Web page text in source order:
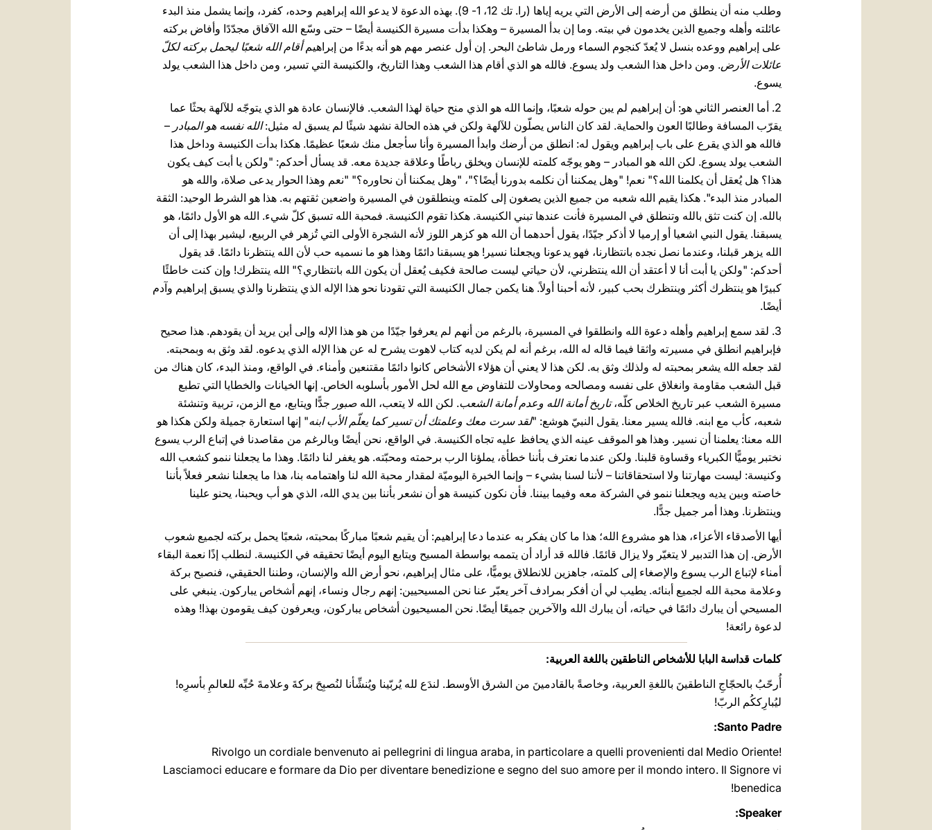
وطلب منه أن ينطلق من أرضه إلى الأرض التي يريه إياها (را. تك 12، 1- 9). بهذه الدعوة لا يدعو الله إبراهيم وحده، كفرد، وإنما يشمل منذ البدء
عائلته وأهله وجميع الذين يخدمون في بيته. وما إن بدأ المسيرة – وهكذا بدأت مسيرة الكنيسة أيضًا – حتى وسّع الله الآفاق مجدّدًا وأفاض بركته
على إبراهيم ووعده بنسل لا يُعدّ كنجوم السماء ورمل شاطئ البحر. إن أول عنصر مهم هو أنه بدءًا من إبراهيمأقام الله شعبًا ليحمل بركته لكلّ
عائلات الأرض. ومن داخل هذا الشعب ولد يسوع. فالله هو الذي أقام هذا الشعب وهذا التاريخ، والكنيسة التي تسير، ومن داخل هذا الشعب يولد
يسوع.
2. أما العنصر الثاني هو: أن إبراهيم لم يبن حوله شعبًا، وإنما الله هو الذي منح حياة لهذا الشعب. فالإنسان عادة هو الذي يتوجّه للآلهة بحثًا عما
يقرّب المسافة وطالبًا العون والحماية. لقد كان الناس يصلّون للآلهة ولكن في هذه الحالة نشهد شيئًا لم يسبق له مثيل:الله نفسه هو المبادر –
فالله هو الذي يقرع على باب إبراهيم ويقول له: انطلق من أرضك وابدأ المسيرة وأنا سأجعل منك شعبًا عظيمًا. هكذا بدأت الكنيسة وداخل هذا
الشعب يولد يسوع. لكن الله هو المبادر – وهو يوجّه كلمته للإنسان ويخلق رباطًا وعلاقة جديدة معه. قد يسأل أحدكم: "ولكن يا أبت كيف يكون
هذا؟ هل يُعقل أن يكلمنا الله؟" نعم! "وهل يمكننا أن نكلمه بدورنا أيضًا؟"، "وهل يمكننا أن نحاوره؟" "نعم وهذا الحوار يدعى صلاة، والله هو
المبادر منذ البدء". هكذا يقيم الله شعبه من جميع الذين يصغون إلى كلمته وينطلقون في المسيرة واضعين ثقتهم به. هذا هو الشرط الوحيد: الثقة
بالله. إن كنت تثق بالله وتنطلق في المسيرة فأنت عندها تبني الكنيسة. هكذا تقوم الكنيسة. فمحبة الله تسبق كلّ شيء. الله هو الأول دائمًا، هو
يسبقنا. يقول النبي اشعيا أو إرميا لا أذكر جيّدًا، يقول أحدهما أن الله هو كزهر اللوز لأنه الشجرة الأولى التي تُزهر في الربيع، ليشير بهذا إلى أن
الله يزهر قبلنا، وعندما نصل نجده بانتظارنا، فهو يدعونا ويجعلنا نسير! هو يسبقنا دائمًا وهذا هو ما نسميه حب لأن الله ينتظرنا دائمًا. قد يقول
أحدكم: "ولكن يا أبت أنا لا أعتقد أن الله ينتظرني، لأن حياتي ليست صالحة فكيف يُعقل أن يكون الله بانتظاري؟" الله ينتظرك! وإن كنت خاطئًا
كبيرًا هو ينتظرك أكثر وينتظرك بحب كبير، لأنه أحبنا أولاً. هنا يكمن جمال الكنيسة التي تقودنا نحو هذا الإله الذي ينتظرنا والذي يسبق إبراهيم وآدم
أيضًا.
3. لقد سمع إبراهيم وأهله دعوة الله وانطلقوا في المسيرة، بالرغم من أنهم لم يعرفوا جيّدًا من هو هذا الإله وإلى أين يريد أن يقودهم. هذا صحيح
فإبراهيم انطلق في مسيرته واثقا فيما قاله له الله، برغم أنه لم يكن لديه كتاب لاهوت يشرح له عن هذا الإله الذي يدعوه. لقد وثق به وبمحبته.
لقد جعله الله يشعر بمحبته له ولذلك وثق به. لكن هذا لا يعني أن هؤلاء الأشخاص كانوا دائمًا مقتنعين وأمناء. في الواقع، ومنذ البدء، كان هناك من
قبل الشعب مقاومة وانغلاق على نفسه ومصالحه ومحاولات للتفاوض مع الله لحل الأمور بأسلوبه الخاص. إنها الخيانات والخطايا التي تطبع
مسيرة الشعب عبر تاريخ الخلاص كلّه،تاريخ أمانة الله وعدم أمانة الشعب. لكن الله لا يتعب، الله صبور جدًّا ويتابع، مع الزمن، تربية وتنشئة
شعبه، كأب مع ابنه. فالله يسير معنا. يقول النبيّ هوشع: "لقد سرت معك وعلمتك أن تسير كما يعلّم الأب ابنه" إنها استعارة جميلة ولكن هكذا هو
الله معنا: يعلمنا أن نسير. وهذا هو الموقف عينه الذي يحافظ عليه تجاه الكنيسة. في الواقع، نحن أيضًا وبالرغم من مقاصدنا في إتباع الرب يسوع
نختبر يوميًّا الكبرياء وقساوة قلبنا. ولكن عندما نعترف بأننا خطأة، يملؤنا الرب برحمته ومحبّته. هو يغفر لنا دائمًا. وهذا ما يجعلنا ننمو كشعب الله
وكنيسة: ليست مهارتنا ولا استحقاقاتنا – لأننا لسنا بشيء – وإنما الخبرة اليوميّة لمقدار محبة الله لنا واهتمامه بنا، هذا ما يجعلنا نشعر فعلاً بأننا
خاصته وبين يديه ويجعلنا ننمو في الشركة معه وفيما بيننا. فأن نكون كنيسة هو أن نشعر بأننا بين يدي الله، الذي هو أب ويحبنا، يحنو علينا
وينتظرنا. وهذا أمر جميل جدًّا.
أيها الأصدقاء الأعزاء، هذا هو مشروع الله؛ هذا ما كان يفكر به عندما دعا إبراهيم: أن يقيم شعبًا مباركًا بمحبته، شعبًا يحمل بركته لجميع شعوب
الأرض. إن هذا التدبير لا يتغيّر ولا يزال قائمًا. فالله قد أراد أن يتممه بواسطة المسيح ويتابع اليوم أيضًا تحقيقه في الكنيسة. لنطلب إذًا نعمة البقاء
أمناء لإتباع الرب يسوع والإصغاء إلى كلمته، جاهزين للانطلاق يوميًّا، على مثال إبراهيم، نحو أرض الله والإنسان، وطننا الحقيقي، فنصبح بركة
وعلامة محبة الله لجميع أبنائه. يطيب لي أن أفكر بمرادف آخر يعبّر عنا نحن المسيحيين: إنهم رجال ونساء، إنهم أشخاص يباركون. ينبغي على
المسيحي أن يبارك دائمًا في حياته، أن يبارك الله والآخرين جميعًا أيضًا. نحن المسيحيون أشخاص يباركون، ويعرفون كيف يقومون بهذا! وهذه
لدعوة رائعة!
كلمات قداسة البابا للأشخاص الناطقين باللغة العربية:
أُرحّبُ بالحجّاجِ الناطقينَ باللغةِ العربية، وخاصةً بالقادمينَ من الشرق الأوسط. لندَع لله يُربّينا ويُنشِّأنا لنُصبِحَ بركةَ وعلامةَ حُبِّه للعالمِ بأسرِه!
ليُبارِككُم الربّ!
Santo Padre:
Rivolgo un cordiale benvenuto ai pellegrini di lingua araba, in particolare a quelli provenienti dal Medio Oriente!
Lasciamoci educare e formare da Dio per diventare benedizione e segno del suo amore per il mondo intero. Il Signore vi
benedica!
Speaker: